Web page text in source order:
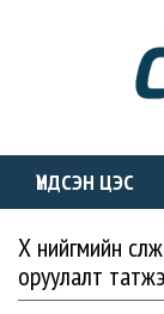
ҮНДСЭН ЦЭС
Х нийгмийн
оруулалт